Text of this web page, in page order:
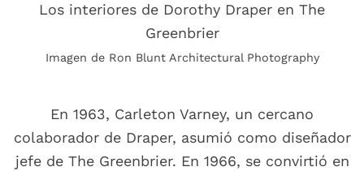
Los interiores de Dorothy Draper en The
Greenbrier
Imagen de Ron Blunt Architectural Photography
En 1963, Carleton Varney, un cercano
colaborador de Draper, asumió como diseñador
jefe de The Greenbrier. En 1966, se convirtió en